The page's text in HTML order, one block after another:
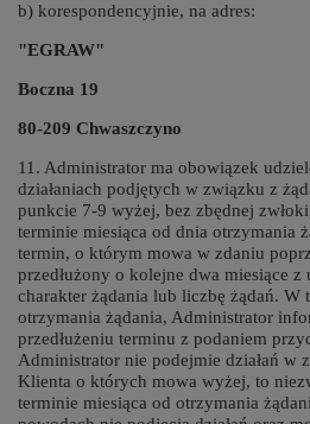
b) korespondencyjnie, na adres:
"EGRAW"
Boczna 19
80-209 Chwaszczyno
11. Administrator ma obowiązek
działaniach podjętych w związku z
punkcie 7-9 wyżej, bez zbędnej
terminie miesiąca od dnia otrzymania
termin, o którym mowa w zdaniu
przedłużony o kolejne dwa miesiące
charakter żądania lub liczbę żądań. W
otrzymania żądania, Administrator
przedłużeniu terminu z podaniem
Administrator nie podejmie działań w
Klienta o których mowa wyżej, to
terminie miesiąca od otrzymania